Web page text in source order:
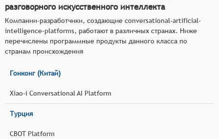
разговорного искусственного интеллекта
Компании-разработчики, создающие conversational-artificial-
intelligence-platforms, работают в различных странах. Ниже
перечислены программные продукты данного класса по
странам происхождения
Гонконг (Китай)
Xiao-i Conversational AI Platform
Турция
CBOT Platform